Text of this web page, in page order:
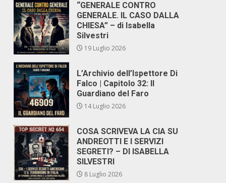
“GENERALE CONTRO
GENERALE. IL CASO DALLA
CHIESA” – di Isabella
Silvestri
19 Luglio 2026
L’Archivio dell’Ispettore Di
Falco | Capitolo 32: Il
Guardiano del Faro
14 Luglio 2026
COSA SCRIVEVA LA CIA SU
ANDREOTTI E I SERVIZI
SEGRETI? – DI ISABELLA
SILVESTRI
8 Luglio 2026